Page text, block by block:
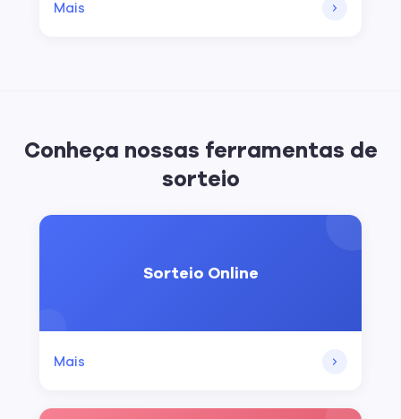
Mais
Conheça nossas ferramentas de
sorteio
Sorteio Online
Mais